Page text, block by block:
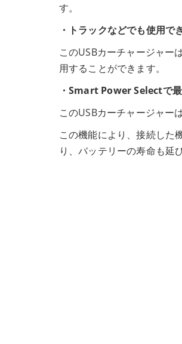
す。
・トラックなどでも使用で
このUSBカーチャージャー
用することができます。
・Smart Power Selectで
このUSBカーチャージャー
この機能により、接続した
り、バッテリーの寿命も延